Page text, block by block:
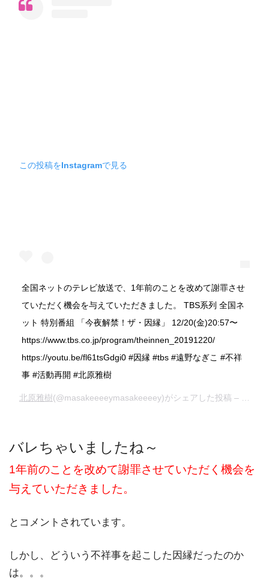
この投稿をInstagramで見る
全国ネットのテレビ放送で、1年前のことを改めて謝罪させ
ていただく機会を与えていただきました。 TBS系列 全国ネ
ット 特別番組 「今夜解禁！ザ・因縁」 12/20(金)20:57〜
https://www.tbs.co.jp/program/theinnen_20191220/
https://youtu.be/fl61tsGdgi0 #因縁 #tbs #遠野なぎこ #不祥
事 #活動再開 #北原雅樹
北原雅樹 (@masakeeeeymasakeeeey)がシェアした投稿 –
バレちゃいましたね～
1年前のことを改めて謝罪させていただく機会を
与えていただきました。
とコメントされています。
しかし、どういう不祥事を起こした因縁だったのか
は。。。